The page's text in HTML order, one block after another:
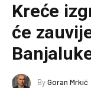
Kreće
će
ByGoran Mrkić